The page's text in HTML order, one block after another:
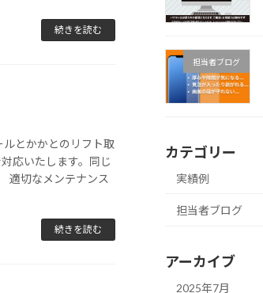
続きを読む
ルとかかとのリフト取
応いたします。同じ
適切なメンテナンス
続きを読む
担当者ブログ
カテゴリー
実績例
担当者ブログ
アーカイブ
2025年7月